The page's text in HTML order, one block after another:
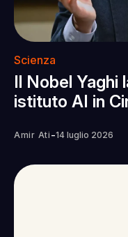
Scienza
Il Nobel Yaghi
istituto AI in
Amir Ati -14 luglio 2026